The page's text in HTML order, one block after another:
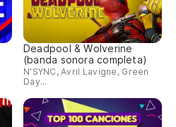
Deadpool & Wolverine
(banda sonora completa)
N'SYNC, Avril Lavigne, Green
Day...